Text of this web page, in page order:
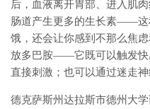
后，血液离开胃部、进入肌
肠道产生更多的生长素——这
饿，还会让你感到不那么焦
放多巴胺——它既可以触发快
直接刺激；也可以通过迷走
德克萨斯州达拉斯市德州大